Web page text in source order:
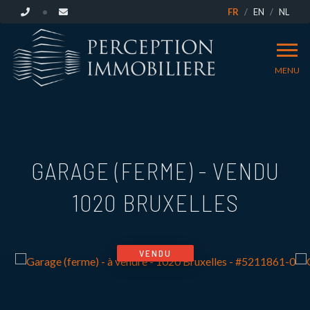
FR EN NL
MENU
GARAGE (FERME) - VENDU
1020 BRUXELLES
VENDU